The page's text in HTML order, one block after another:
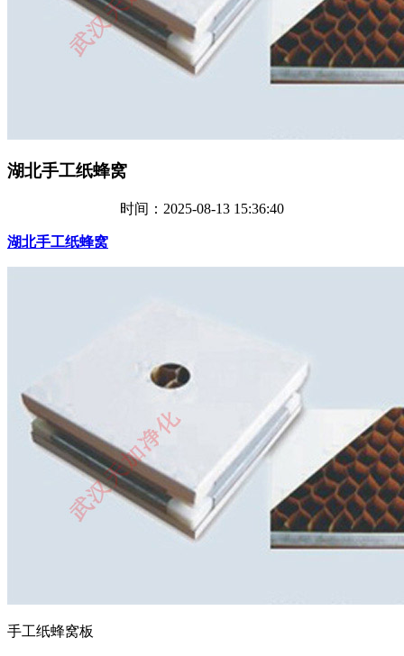
湖北手工纸蜂窝
时间：2025-08-13 15:36:40
湖北手工纸蜂窝
手工纸蜂窝板